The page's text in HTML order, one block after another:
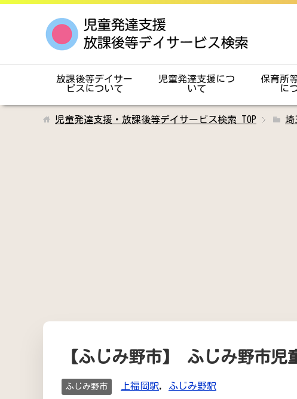
放課後等デイサー
ビスについて
児童発達支援につ
いて
保育所
に
児童発達支援・放課後等デイサービス検索 TOP 埼
【ふじみ野市】 ふじみ野市
ふじみ野市 上福岡駅, ふじみ野駅